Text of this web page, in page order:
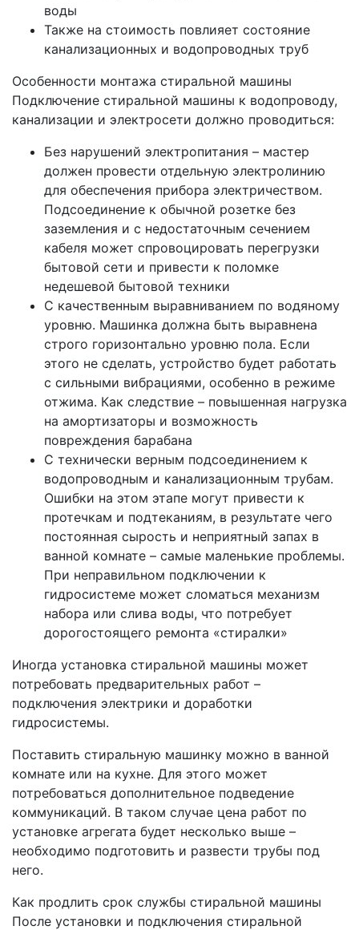
воды
Также на стоимость повлияет состояние
канализационных и водопроводных труб
Особенности монтажа стиральной машины
Подключение стиральной машины к водопроводу,
канализации и электросети должно проводиться:
Без нарушений электропитания – мастер
должен провести отдельную электролинию
для обеспечения прибора электричеством.
Подсоединение к обычной розетке без
заземления и с недостаточным сечением
кабеля может спровоцировать перегрузки
бытовой сети и привести к поломке
недешевой бытовой техники
С качественным выравниванием по водяному
уровню. Машинка должна быть выравнена
строго горизонтально уровню пола. Если
этого не сделать, устройство будет работать
с сильными вибрациями, особенно в режиме
отжима. Как следствие – повышенная нагрузка
на амортизаторы и возможность
повреждения барабана
С технически верным подсоединением к
водопроводным и канализационным трубам.
Ошибки на этом этапе могут привести к
протечкам и подтеканиям, в результате чего
постоянная сырость и неприятный запах в
ванной комнате – самые маленькие проблемы.
При неправильном подключении к
гидросистеме может сломаться механизм
набора или слива воды, что потребует
дорогостоящего ремонта «стиралки»
Иногда установка стиральной машины может
потребовать предварительных работ –
подключения электрики и доработки
гидросистемы.
Поставить стиральную машинку можно в ванной
комнате или на кухне. Для этого может
потребоваться дополнительное подведение
коммуникаций. В таком случае цена работ по
установке агрегата будет несколько выше –
необходимо подготовить и развести трубы под
него.
Как продлить срок службы стиральной машины
После установки и подключения стиральной